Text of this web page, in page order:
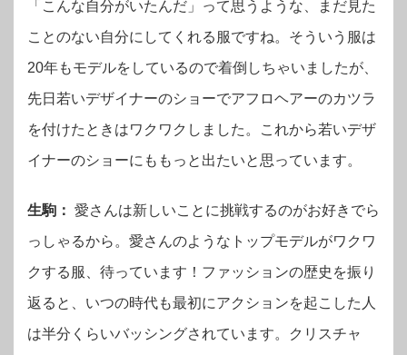
「こんな自分がいたんだ」って思うような、まだ見た
ことのない自分にしてくれる服ですね。そういう服は
20年もモデルをしているので着倒しちゃいましたが、
先日若いデザイナーのショーでアフロヘアーのカツラ
を付けたときはワクワクしました。これから若いデザ
イナーのショーにももっと出たいと思っています。
生駒： 愛さんは新しいことに挑戦するのがお好きでら
っしゃるから。愛さんのようなトップモデルがワクワ
クする服、待っています！ファッションの歴史を振り
返ると、いつの時代も最初にアクションを起こした人
は半分くらいバッシングされています。クリスチャ